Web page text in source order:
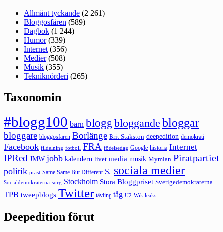
Allmänt tyckande (2 261)
Bloggosfären (589)
Dagbok (1 244)
Humor(339)
Internet (356)
Medier(508)
Musik (355)
Tekniknörderi (265)
Taxonomin
#blogg100 barn blogg bloggande bloggar
bloggare bloggosfären Borlänge Brit Stakston deepedition demokrati
Facebook fildelning fotboll FRA födelsedag Google historia Internet
IPRed JMW jobb kalendern livet media musik Mymlan Piratpartiet
politik präst Same Same But Different SJ sociala medier
Socialdemokraterna sorg Stockholm Stora Bloggpriset Sverigedemokraterna
TPB tweepblogs Twitter tävling tåg U2 Wikileaks
Deepedition förut